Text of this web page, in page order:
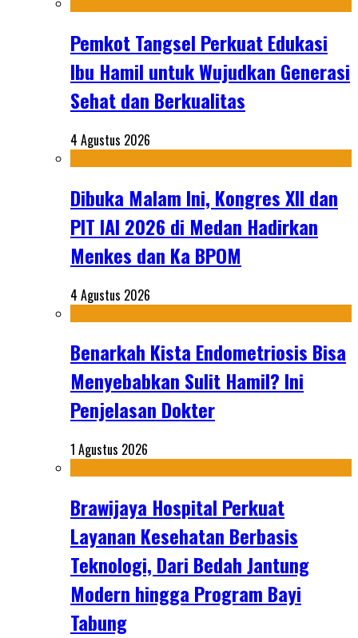
Pemkot Tangsel Perkuat Edukasi
Ibu Hamil untuk Wujudkan Generasi
Sehat dan Berkualitas
4 Agustus 2026
Dibuka Malam Ini, Kongres XII dan
PIT IAI 2026 di Medan Hadirkan
Menkes dan Ka BPOM
4 Agustus 2026
Benarkah Kista Endometriosis Bisa
Menyebabkan Sulit Hamil? Ini
Penjelasan Dokter
1 Agustus 2026
Brawijaya Hospital Perkuat
Layanan Kesehatan Berbasis
Teknologi, Dari Bedah Jantung
Modern hingga Program Bayi
Tabung